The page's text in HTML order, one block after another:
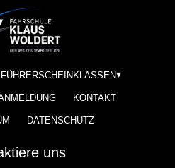
FÜHRERSCHEINKLASSEN
KONTAKT
DATENSCHUTZ
uns